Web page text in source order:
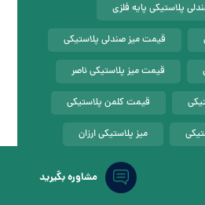
پلاستیکی پایه فلزی
قیمت میز صندلی پلاستیکی
قیمت میز پلاستیکی ناصر
قیمت کلمن پلاستیکی
میز پلاستیکی ارزان
پخش میز پلاستیکی
کارخانه ناصر پلاستیک
مشاوره بگیرید